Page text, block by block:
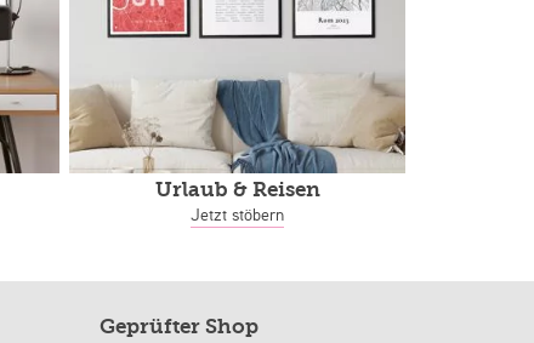
Urlaub & Reisen
Jetzt stöbern
Geprüfter Shop